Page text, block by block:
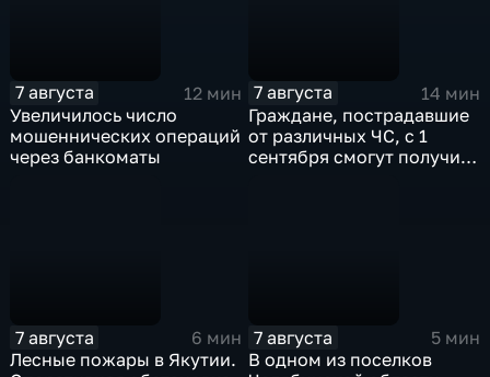
7 августа
12 мин
Увеличилось число
мошеннических операций
через банкоматы
7 августа
14 мин
Граждане, пострадавшие
от различных ЧС, с 1
сентября смогут получить
7 августа
6 мин
Лесные пожары в Якутии.
7 августа
5 мин
В одном из поселков